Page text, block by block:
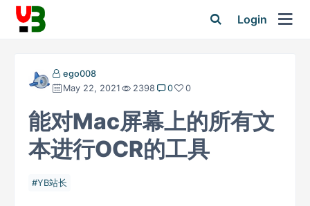
Login
ego008
May 22, 2021
2398 0 0
能对Mac屏幕上的所有文
本进行OCR的工具
YB站长